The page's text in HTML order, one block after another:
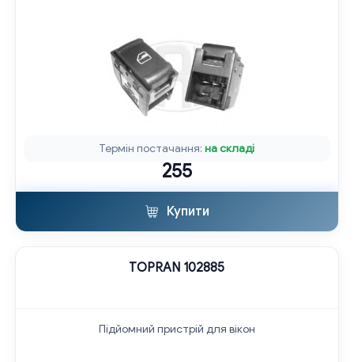
Термін постачання:на складі
255
Купити
TOPRAN 102885
Підйомний пристрій для вікон